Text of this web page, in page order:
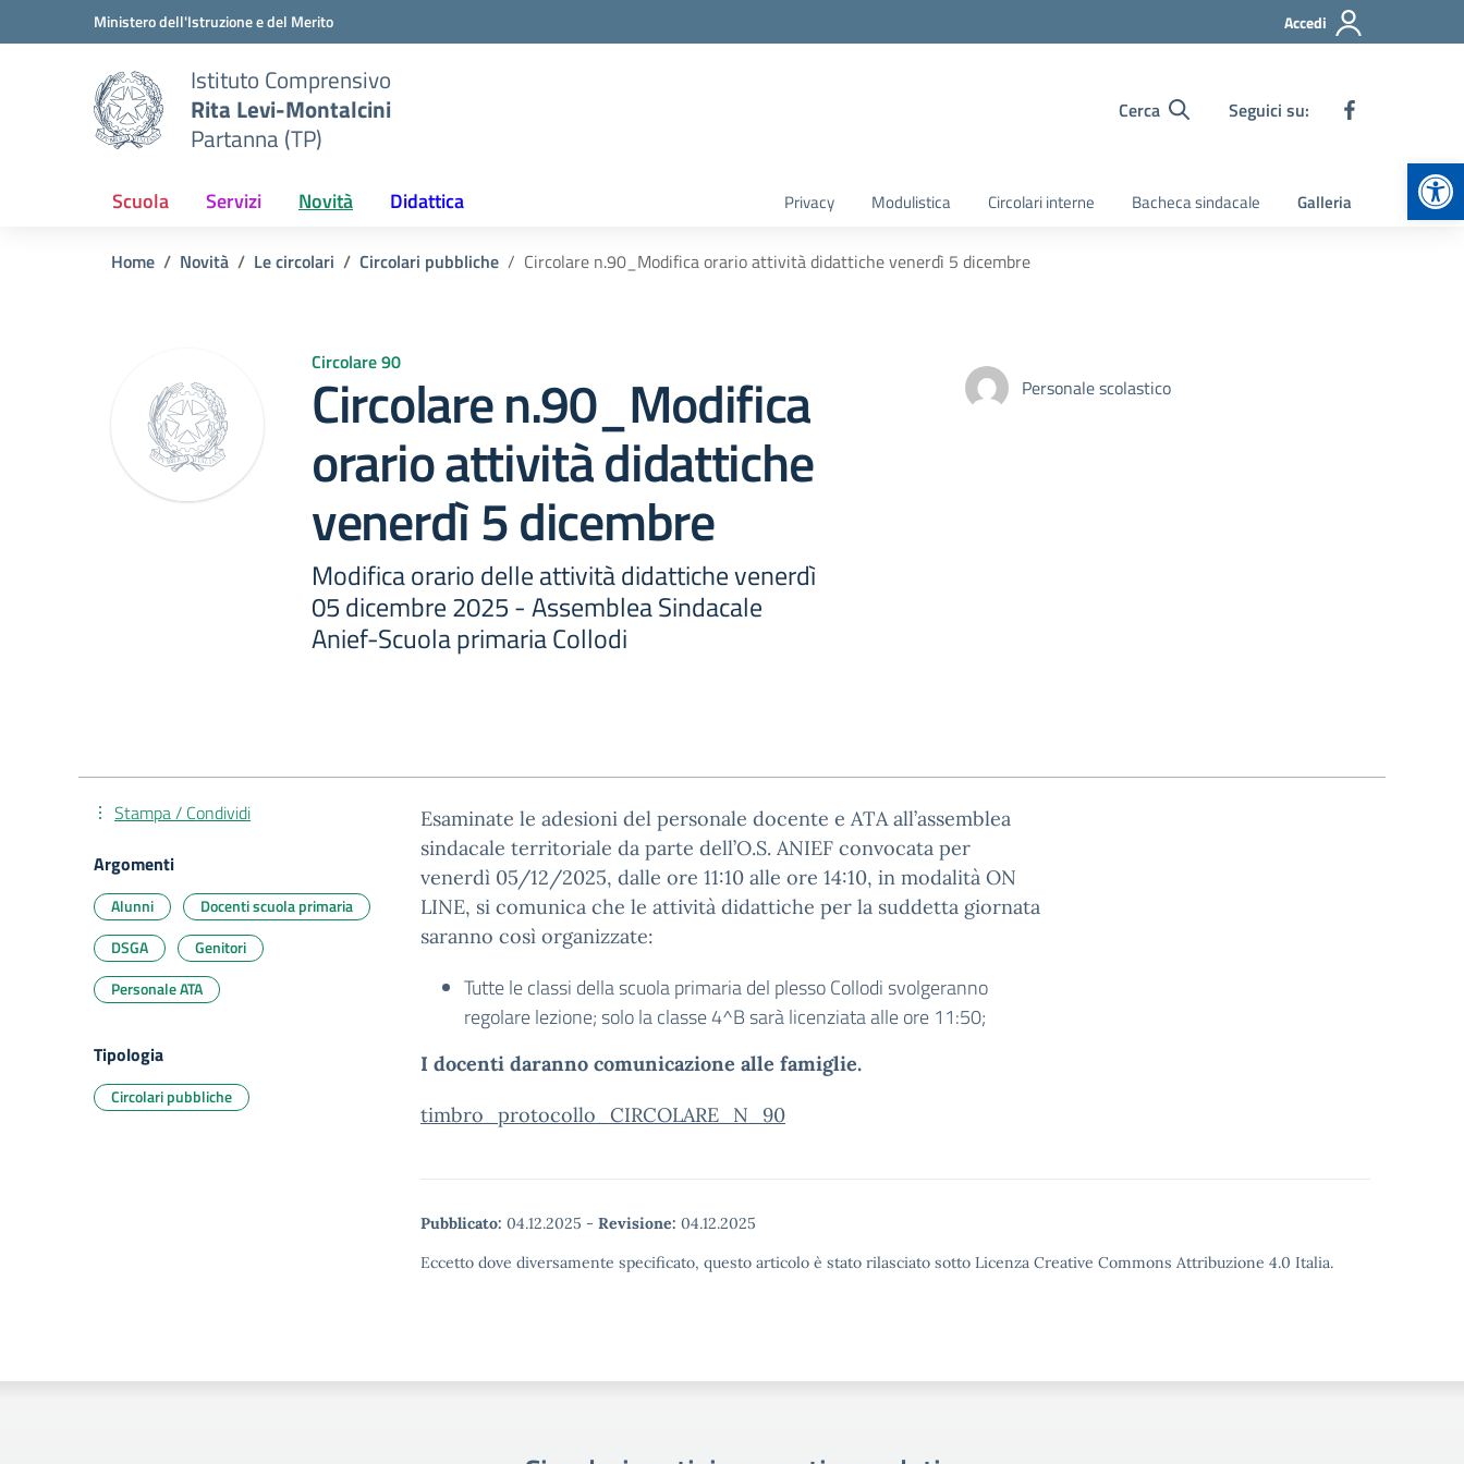
Vai ai contenuti
Vai al menu di navigazioneMinistero dell'Istruzione e del Merito Accedi
Istituto Comprensivo
Rita Levi-Montalcini
Partanna (TP)
Cerca Seguici su:
Scuola Servizi Novità Didattica Privacy Modulistica Circolari interne Bacheca sindacale Galleria
Home Novità Le circolari Circolari pubbliche Circolare n.90_Modifica orario attività didattiche venerdì 5 dicembre
Circolare 90
Circolare n.90_Modifica
orario attività didattiche
venerdì 5 dicembre
Modifica orario delle attività didattiche venerdì
05 dicembre 2025 - Assemblea Sindacale
Anief-Scuola primaria Collodi
Personale scolastico
Esaminate le adesioni del personale docente e ATA all’assemblea
sindacale territoriale da parte dell’O.S. ANIEF convocata per
venerdì 05/12/2025, dalle ore 11:10 alle ore 14:10, in modalità ON
LINE, si comunica che le attività didattiche per la suddetta giornata
saranno così organizzate:
Tutte le classi della scuola primaria del plesso Collodi svolgeranno
regolare lezione; solo la classe 4^B sarà licenziata alle ore 11:50;
I docenti daranno comunicazione alle famiglie.
timbro_protocollo_CIRCOLARE_N_90
Pubblicato: 04.12.2025 - Revisione: 04.12.2025
Eccetto dove diversamente specificato, questo articolo è stato rilasciato sotto Licenza Creative Commons Attribuzione 4.0 Italia.
Stampa / Condividi
Argomenti
Alunni
Docenti scuola primaria
DSGA
Genitori
Personale ATA
Tipologia
Circolari pubbliche